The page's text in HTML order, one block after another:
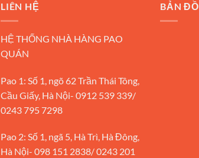
LIÊN HỆ
HỆ THỐNG NHÀ HÀNG PAO
QUÁN
Pao 1: Số 1, ngõ 62 Trần Thái Tông,
Cầu Giấy, Hà Nội- 0912 539 339/
0243 795 7298
Pao 2: Số 1, ngã 5, Hà Trì, Hà Đông,
Hà Nội- 098 151 2838/ 0243 201
BẢN ĐỒ